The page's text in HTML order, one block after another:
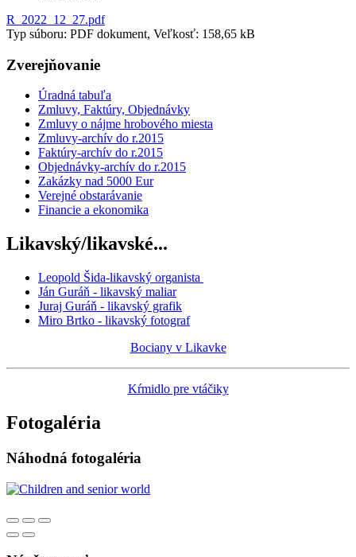
R_2022_12_27.pdf
Typ súboru: PDF dokument, Veľkosť: 158,65 kB
Zverejňovanie
Úradná tabuľa
Zmluvy, Faktúry, Objednávky
Zmluvy o nájme hrobového miesta
Zmluvy-archív do r.2015
Faktúry-archív do r.2015
Objednávky-archív do r.2015
Zakázky nad 5000 Eur
Verejné obstarávanie
Financie a ekonomika
Likavský/likavské...
Leopold Šida-likavský organista
Ján Guráň - likavský maliar
Juraj Guráň - likavský grafik
Miro Brtko - likavský fotograf
Bociany v Likavke
Kŕmidlo pre vtáčiky
Fotogaléria
Náhodná fotogaléria